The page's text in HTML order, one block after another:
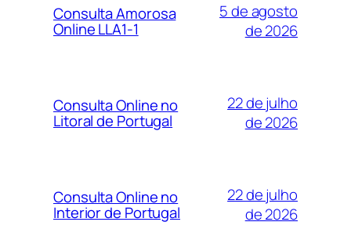
Consulta Amorosa
Online LLA1-1
5 de agosto
de 2026
Consulta Online no
Litoral de Portugal
22 de julho
de 2026
Consulta Online no
Interior de Portugal
22 de julho
de 2026